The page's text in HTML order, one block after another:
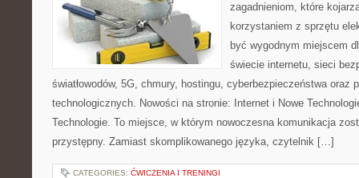
zagadnieniom, które
korzystaniem z sprzętu
być wygodnym miejscem
świecie internetu, sieci
światłowodów, 5G, chmury, hostingu, cyberbezpieczeństwa oraz
technologicznych. Nowości na stronie: Internet i Nowe
Technologie. To miejsce, w którym nowoczesna komunikacja
przystępny. Zamiast skomplikowanego języka, czytelnik […]
CATEGORIES: ĆWICZENIA I TRENINGI